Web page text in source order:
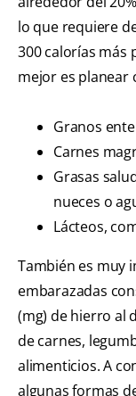
lo que requiere
300 calorías más
mejor es planear
Granos
Carnes
Grasas
nueces o
Lácteos,
También es muy
embarazadas
(mg) de hierro al
de carnes,
alimenticios. A
algunas formas